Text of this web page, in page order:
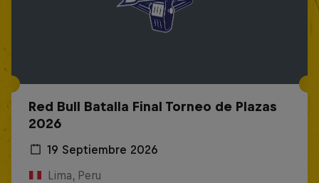
Red Bull Batalla Final Torneo de Plazas
2026
19 Septiembre 2026
Lima, Peru